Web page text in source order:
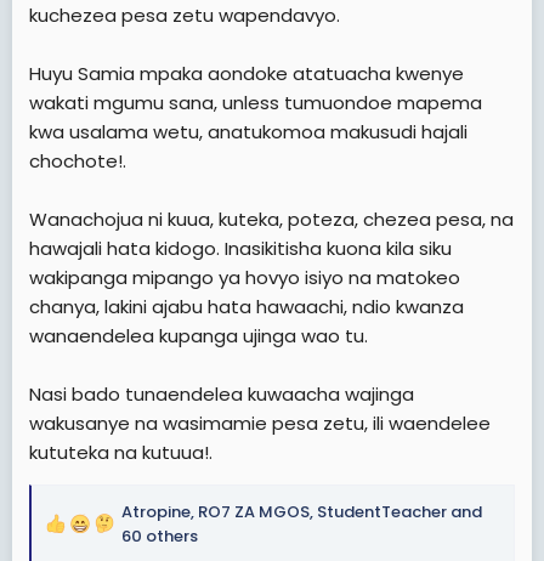
kuchezea pesa zetu wapendavyo.
Huyu Samia mpaka aondoke atatuacha kwenye
wakati mgumu sana, unless tumuondoe mapema
kwa usalama wetu, anatukomoa makusudi hajali
chochote!.
Wanachojua ni kuua, kuteka, poteza, chezea pesa, na
hawajali hata kidogo. Inasikitisha kuona kila siku
wakipanga mipango ya hovyo isiyo na matokeo
chanya, lakini ajabu hata hawaachi, ndio kwanza
wanaendelea kupanga ujinga wao tu.
Nasi bado tunaendelea kuwaacha wajinga
wakusanye na wasimamie pesa zetu, ili waendelee
kututeka na kutuua!.
R
Atropine, RO7 ZA MGOS, StudentTeacher and
60 others